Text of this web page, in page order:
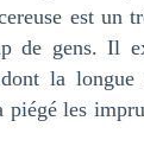
est un
de gens. Il
la longue
piégé les